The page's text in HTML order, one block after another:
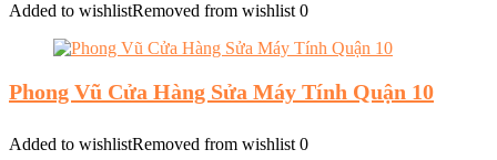
Added to wishlistRemoved from wishlist 0
Phong Vũ Cửa Hàng Sửa Máy Tính Quận 10
Added to wishlistRemoved from wishlist 0